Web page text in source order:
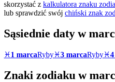
skorzystać z kalkulatora znaku
lub sprawdzić swój chiński znak
Sąsiednie daty w
♓1 marcaRyby♓3 marcaRyby♓
Znaki zodiaku w